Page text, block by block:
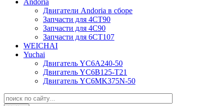
Andoria
Двигатели Andoria в сборе
Запчасти для 4CT90
Запчасти для 4С90
Запчасти для 6CT107
WEICHAI
Yuchai
Двигатель YC6A240-50
Двигатель YC6B125-T21
Двигатель YC6MK375N-50